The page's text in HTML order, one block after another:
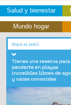
Salud y bienestar
Mundo hogar